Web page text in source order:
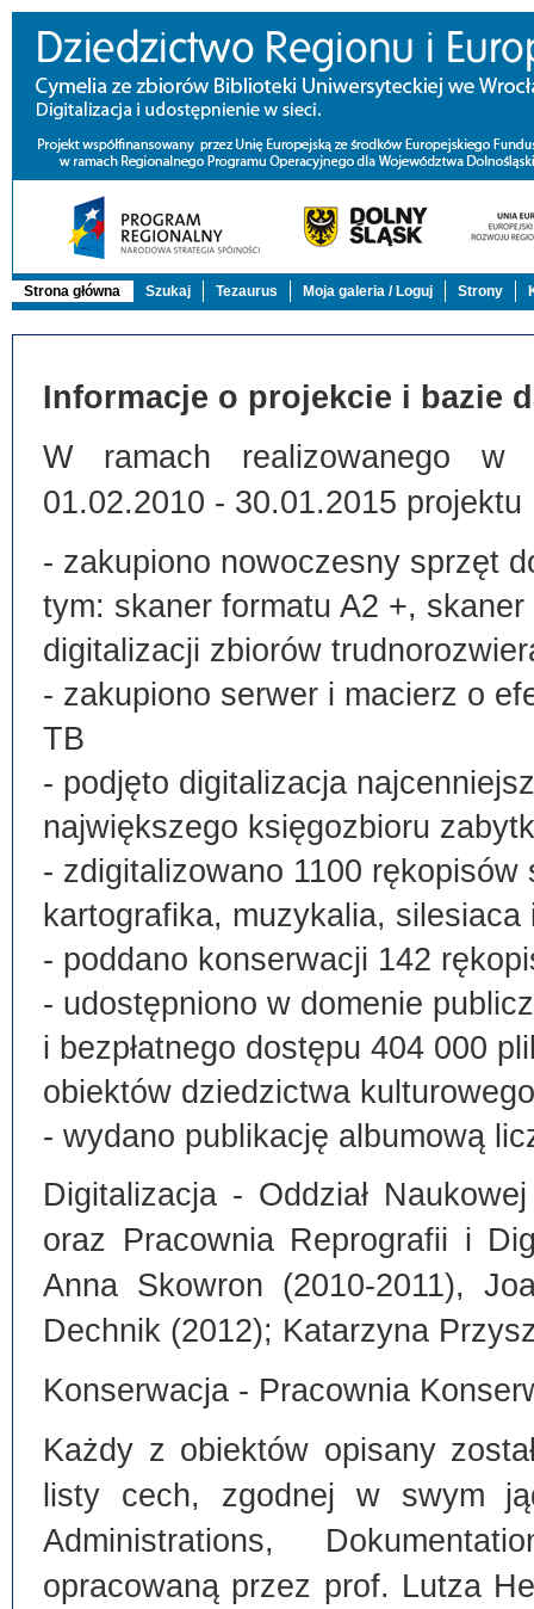
Strona główna Szukaj Tezaurus Moja galeria / Loguj Strony
Informacje o projekcie i bazie
W ramach realizowanego w
01.02.2010 - 30.01.2015 projektu
- zakupiono nowoczesny sprzęt
tym: skaner formatu A2 +,
digitalizacji zbiorów
- zakupiono serwer i macierz o
TB
- podjęto digitalizacja
największego księgozbioru
- zdigitalizowano 1100
kartografika, muzykalia, silesiaca
- poddano konserwacji 142
- udostępniono w domenie
i bezpłatnego dostępu 404 000
obiektów dziedzictwa kulturowego
- wydano publikację albumową
Digitalizacja - Oddział
oraz Pracownia Reprografii i
Anna Skowron (2010-2011),
Dechnik (2012); Katarzyna
Konserwacja - Pracownia
Każdy z obiektów opisany
listy cech, zgodnej w swym
Administrations,
opracowaną przez prof. Lutza